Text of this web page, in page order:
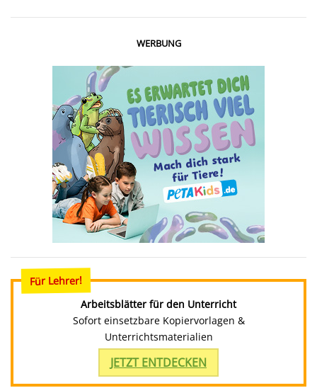
WERBUNG
Für Lehrer!
Arbeitsblätter für den Unterricht
Sofort einsetzbare Kopiervorlagen &
Unterrichtsmaterialien
JETZT ENTDECKEN